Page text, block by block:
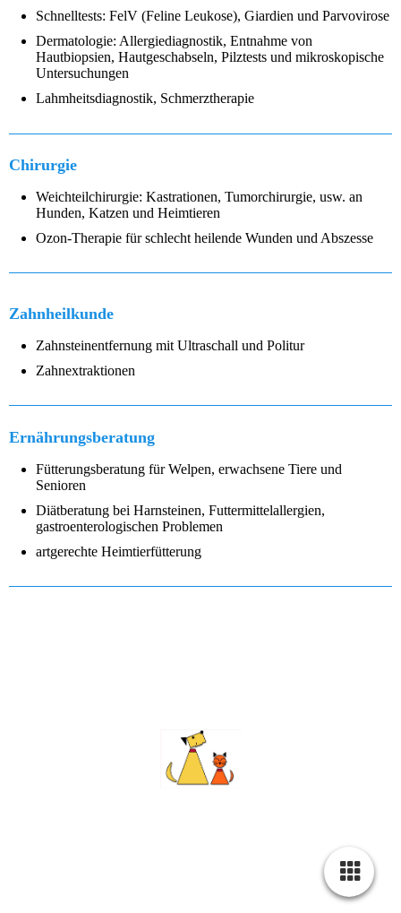
Schnelltests: FelV (Feline Leukose), Giardien und Parvovirose
Dermatologie: Allergiediagnostik, Entnahme von
Hautbiopsien, Hautgeschabseln, Pilztests und mikroskopische
Untersuchungen
Lahmheitsdiagnostik, Schmerztherapie
Chirurgie
Weichteilchirurgie: Kastrationen, Tumorchirurgie, usw. an
Hunden, Katzen und Heimtieren
Ozon-Therapie für schlecht heilende Wunden und Abszesse
Zahnheilkunde
Zahnsteinentfernung mit Ultraschall und Politur
Zahnextraktionen
Ernährungsberatung
Fütterungsberatung für Welpen, erwachsene Tiere und
Senioren
Diätberatung bei Harnsteinen, Futtermittelallergien,
gastroenterologischen Problemen
artgerechte Heimtierfütterung